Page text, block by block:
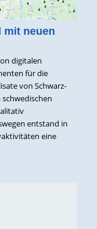
mit neuen
digitalen
für die
von Schwarz-
entstand in
eine